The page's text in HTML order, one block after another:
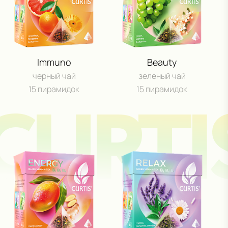
Immuno
черный чай
15 пирамидок
Beauty
зеленый чай
15 пирамидок
Даю согласие на обработкуперсональных данных
Отправить сообщение